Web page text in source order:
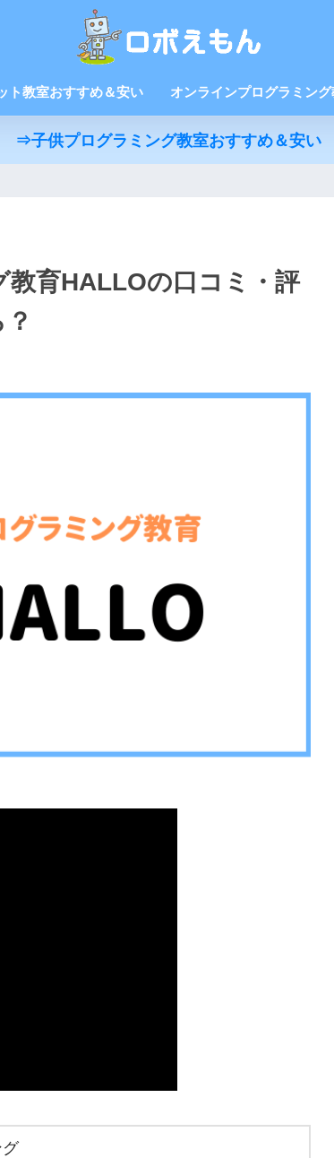
ト教室おすすめ＆安い オンラインプログラミン
⇒子供プログラミング教室おすすめ＆安い
教育HALLOの口コミ・評